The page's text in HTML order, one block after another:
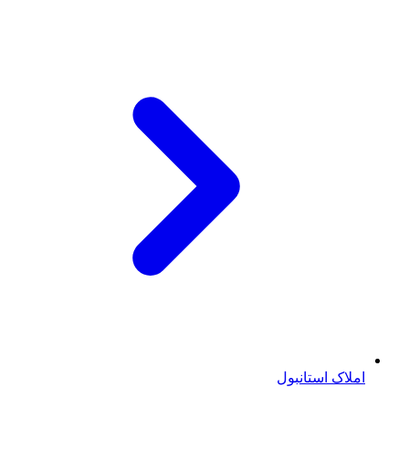
املاک استانبول